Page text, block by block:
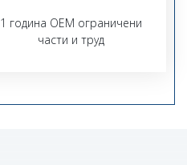
1 година OEM ограничени
части и труд